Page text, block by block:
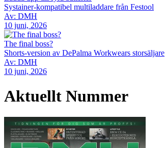
Systainer-kompatibel multiladdare från Festool
Av: DMH
10 juni, 2026
The final boss?
Shorts-version av DePalma Workwears storsäljare
Av: DMH
10 juni, 2026
Aktuellt Nummer